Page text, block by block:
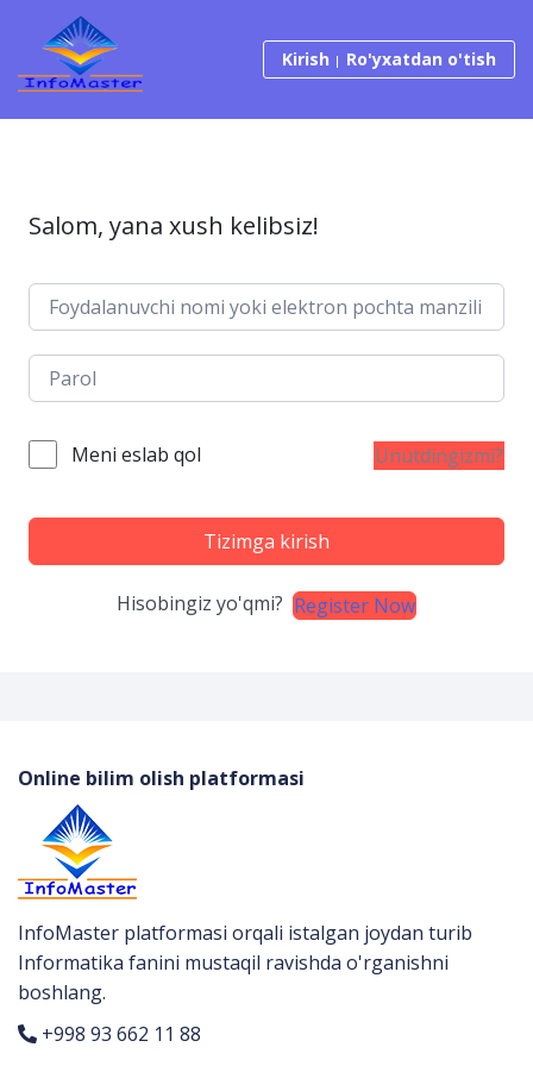
Tarkibga o‘tish
Kirish Ro'yxatdan o'tish
Salom, yana xush kelibsiz!
Meni eslab qol Unutdingizmi?
Tizimga kirish
Hisobingiz yo'qmi? Register Now
Online bilim olish platformasi
InfoMaster platformasi orqali istalgan joydan turib
Informatika fanini mustaqil ravishda o'rganishni
boshlang.
+998 93 662 11 88